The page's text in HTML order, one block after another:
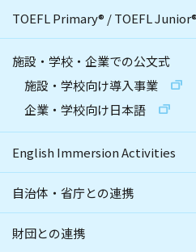
TOEFL Primary® /TOEFL Junior®
施設・学校・企業での公文式
施設・学校向け導入事業
企業・学校向け日本語
English Immersion Activities
自治体・省庁との連携
財団との連携